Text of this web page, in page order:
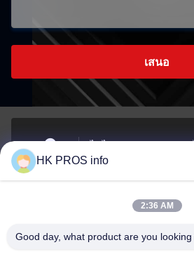
เสนอ
ที่อยู่
พัฒนาเศรษฐกิจยานเจาโอ จั
อีเมล
info@chppros.com
HK PROS info
2:36 AM
Good day, what product are you